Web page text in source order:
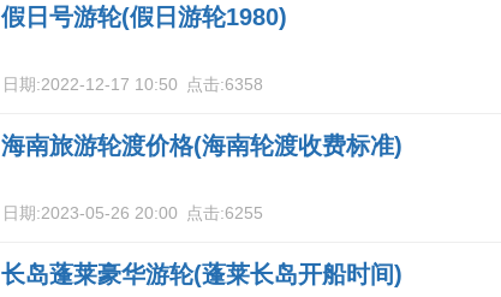
假日号游轮(假日游轮1980)
日期:2022-12-17 10:50 点击:6358
海南旅游轮渡价格(海南轮渡收费标准)
日期:2023-05-26 20:00 点击:6255
长岛蓬莱豪华游轮(蓬莱长岛开船时间)